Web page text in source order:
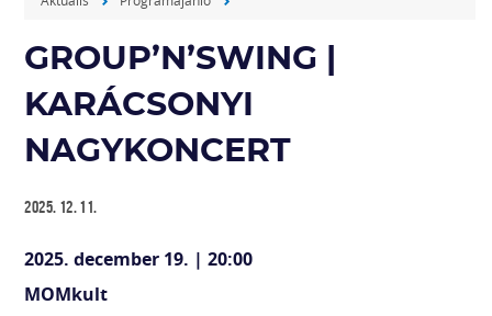
GROUP’N’SWING |
KARÁCSONYI
NAGYKONCERT
2025. 12. 11.
2025. december 19. | 20:00
MOMkult